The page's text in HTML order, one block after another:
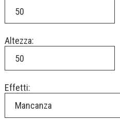
Altezza:
Effetti:
Mancanza